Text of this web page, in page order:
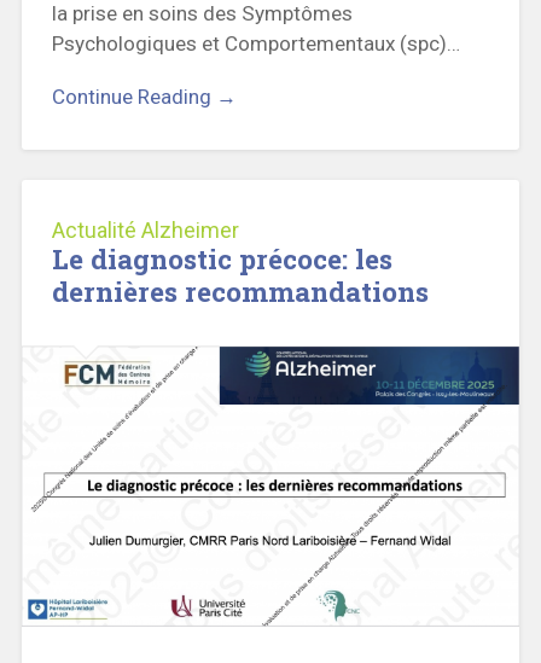
la prise en soins des Symptômes
Psychologiques et Comportementaux (spc)…
Continue Reading →
Actualité Alzheimer
Le diagnostic précoce: les
dernières recommandations